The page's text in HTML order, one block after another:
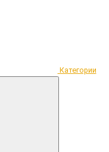
Категории